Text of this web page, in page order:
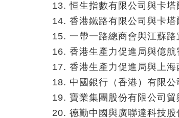
恒生指數有限公司與卡塔
香港鐵路有限公司與卡塔
一帶一路總商會與江蘇路
香港生產力促進局與億航
香港生產力促進局與上海
中國銀行（香港）有限
寶業集團股份有限公司貿
德勤中國與廣聯達科技股